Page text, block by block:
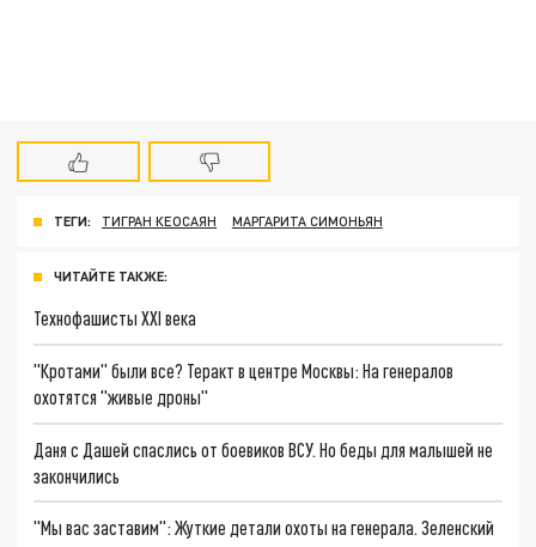
ТЕГИ: ТИГРАН КЕОСАЯН МАРГАРИТА СИМОНЬЯН
ЧИТАЙТЕ ТАКЖЕ:
Технофашисты XXI века
"Кротами" были все? Теракт в центре Москвы: На генералов
охотятся "живые дроны"
Даня с Дашей спаслись от боевиков ВСУ. Но беды для малышей не
закончились
"Мы вас заставим": Жуткие детали охоты на генерала. Зеленский